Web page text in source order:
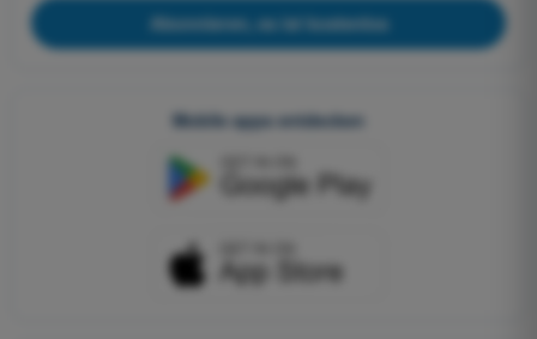
Abonnieren, es ist kostenlos
Mobile apps entdecken